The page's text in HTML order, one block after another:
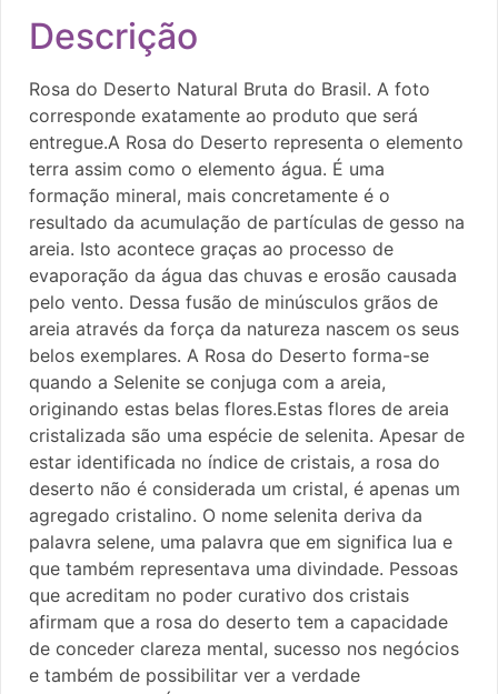
Descrição
Rosa do Deserto Natural Bruta do Brasil. A foto
corresponde exatamente ao produto que será
entregue.A Rosa do Deserto representa o elemento
terra assim como o elemento água. É uma
formação mineral, mais concretamente é o
resultado da acumulação de partículas de gesso na
areia. Isto acontece graças ao processo de
evaporação da água das chuvas e erosão causada
pelo vento. Dessa fusão de minúsculos grãos de
areia através da força da natureza nascem os seus
belos exemplares. A Rosa do Deserto forma-se
quando a Selenite se conjuga com a areia,
originando estas belas flores.Estas flores de areia
cristalizada são uma espécie de selenita. Apesar de
estar identificada no índice de cristais, a rosa do
deserto não é considerada um cristal, é apenas um
agregado cristalino. O nome selenita deriva da
palavra selene, uma palavra que em significa lua e
que também representava uma divindade. Pessoas
que acreditam no poder curativo dos cristais
afirmam que a rosa do deserto tem a capacidade
de conceder clareza mental, sucesso nos negócios
e também de possibilitar ver a verdade